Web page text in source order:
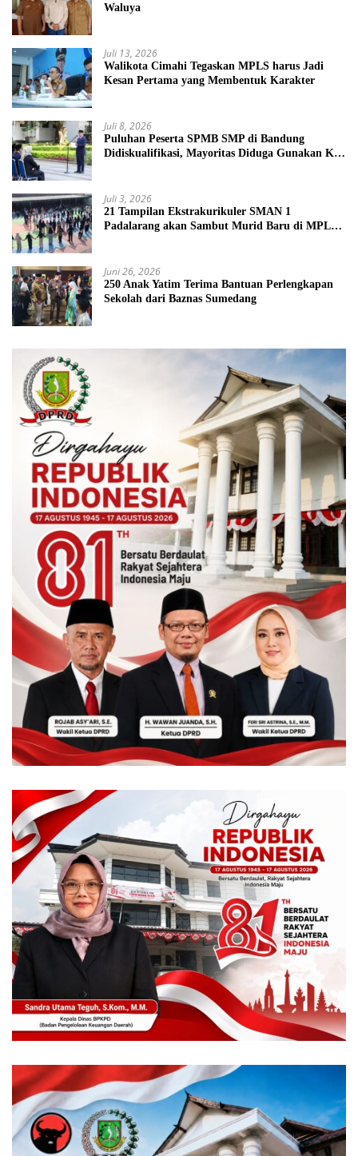
Waluya
Juli 13, 2026
Walikota Cimahi Tegaskan MPLS harus Jadi
Kesan Pertama yang Membentuk Karakter
Juli 8, 2026
Puluhan Peserta SPMB SMP di Bandung
Didiskualifikasi, Mayoritas Diduga Gunakan KK
Juli 3, 2026
21 Tampilan Ekstrakurikuler SMAN 1
Padalarang akan Sambut Murid Baru di MPLS
Juni 26, 2026
250 Anak Yatim Terima Bantuan Perlengkapan
Sekolah dari Baznas Sumedang